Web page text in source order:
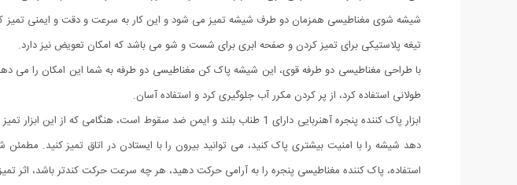
شیشه شوی مغناطیسی همزمان دو طرف شیشه تمیز می شود و این کار به سرعت و دقت و ایمنی تمیز
تیغه پلاستیکی برای تمیز کردن و صفحه ابری برای شست و شو می باشد که امکان تعویض نیز دارد.
با طراحی مغناطیسی دو طرفه قوی، این شیشه پاک کن مغناطیسی دو طرفه به شما این امکان را می
طولانی استفاده کرد، از پر کردن مکرر آب جلوگیری کرد و استفاده آسان.
ابزار پاک کننده پنجره آهنربایی دارای 1 طناب بلند و ایمن ضد سقوط است،
دهد شیشه را با امنیت بیشتری پاک کنید، می توانید بیرون را با ایستادن در اتاق تمیز کنید.
استفاده، پاک کننده مغناطیسی پنجره را به آرامی حرکت دهید، هر چه سرعت حرکت کندتر باشد، اثر